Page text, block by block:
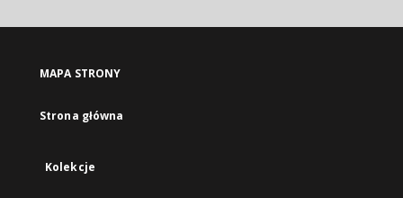
się
karcie
MAPA STRONY
Strona główna
Kolekcje